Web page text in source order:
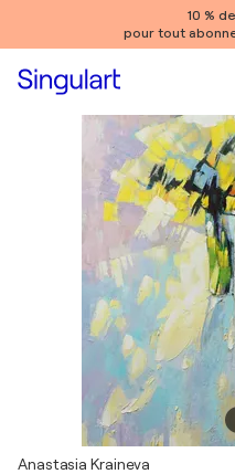
10 %
pour tout
Anastasia Kraineva